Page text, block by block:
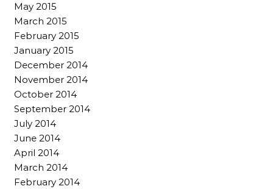
May 2015
March 2015
February 2015
January 2015
December 2014
November 2014
October 2014
September 2014
July 2014
June 2014
April 2014
March 2014
February 2014